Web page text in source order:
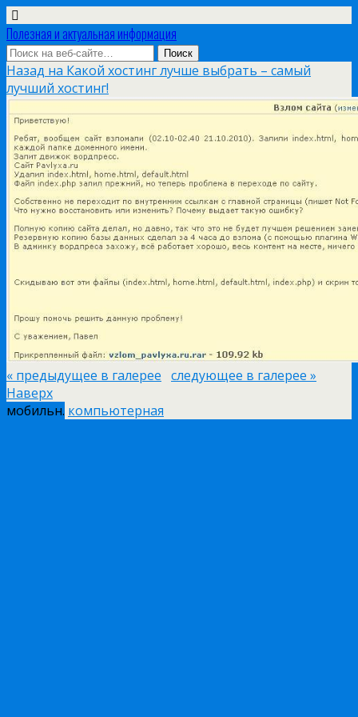
Полезная и актуальная информация
Назад на Какой хостинг лучше выбрать – самый
лучший хостинг!
« предыдущее в галерее следующее в галерее »
Наверх
мобильн. компьютерная